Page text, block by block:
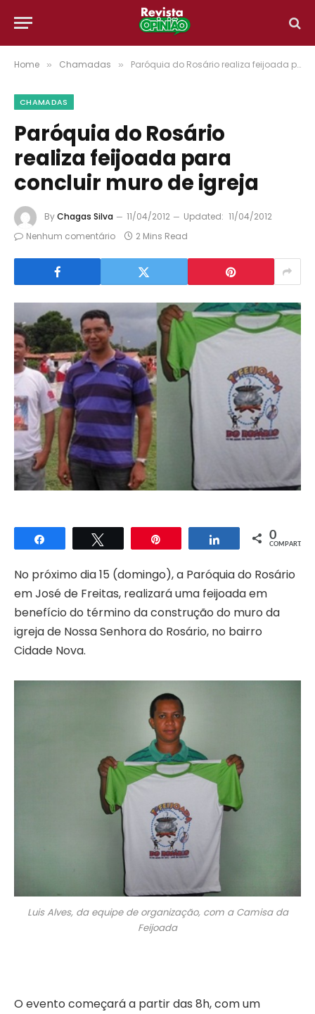
Home » Chamadas » Paróquia do Rosário realiza feijoada para concluir muro de igreja
CHAMADAS
Paróquia do Rosário
realiza feijoada para
concluir muro de igreja
ByChagas Silva 11/04/2012 Updated: 11/04/2012
Nenhum comentário
2 Mins Read
Compartilhar Compartilhar
0
COMPART.
No próximo dia 15 (domingo), a Paróquia do Rosário
em José de Freitas, realizará uma feijoada em
benefício do término da construção do muro da
igreja de Nossa Senhora do Rosário, no bairro
Cidade Nova.
Luis Alves, da equipe de organização, com a Camisa da
Feijoada
O evento começará a partir das 8h, com um